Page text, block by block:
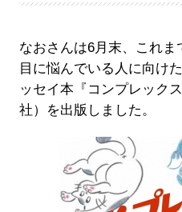
なおさんは6月末、これ
目に悩んでいる人に向け
ッセイ本『コンプレック
社）を出版しました。